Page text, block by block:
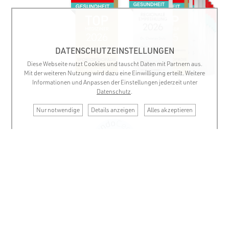
DATENSCHUTZEINSTELLUNGEN
Diese Webseite nutzt Cookies und tauscht Daten mit Partnern aus.
Mit der weiteren Nutzung wird dazu eine Einwilligung erteilt. Weitere
Informationen und Anpassen der Einstellungen jederzeit unter
Datenschutz.
Nur notwendige Details anzeigen Alles akzeptieren